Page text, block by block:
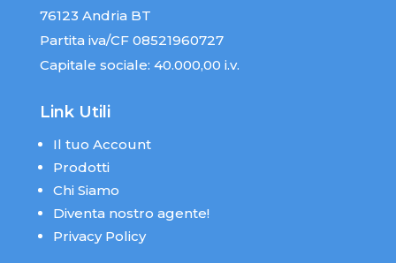
76123 Andria BT
Partita iva/CF 08521960727
Capitale sociale: 40.000,00 i.v.
Link Utili
Il tuo Account
Prodotti
Chi Siamo
Diventa nostro agente!
Privacy Policy